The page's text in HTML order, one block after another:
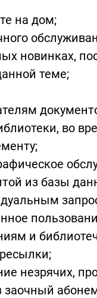
на дом;
новинках,
теме;
во
из базы
и
незрячих,
заочный